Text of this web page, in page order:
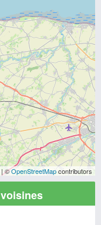
| ©OpenStreetMapcontributors